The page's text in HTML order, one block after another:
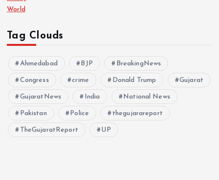
i
o
n
World
Tag Clouds
Ahmedabad BJP BreakingNews
Congress crime Donald Trump Gujarat
GujaratNews India National News
Pakistan Police thegujarareport
TheGujaratReport UP